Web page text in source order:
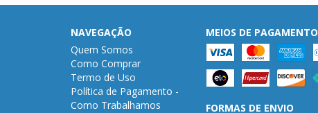
NAVEGAÇÃO
Quem Somos
Como Comprar
Termo de Uso
Política de Pagamento -
Como Trabalhamos
MEIOS DE PAGAMENTO
FORMAS DE ENVIO